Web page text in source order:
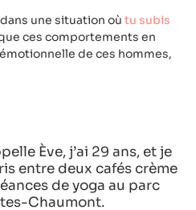
une situation où tu subis
ces comportements en
de ces hommes,
Ève, j’ai 29 ans, et je
entre deux cafés crème
de yoga au parc
Chaumont.